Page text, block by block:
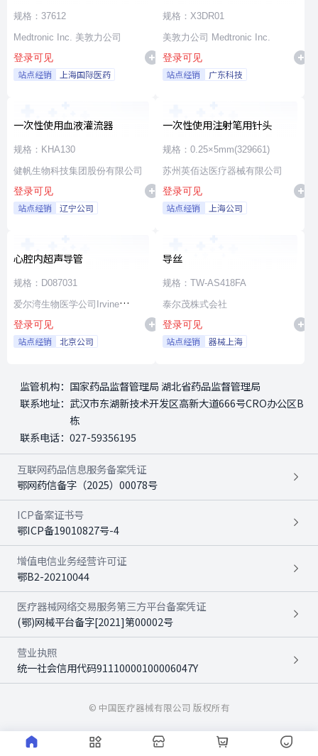
冲发生器套件
规格：37612
Medtronic Inc. 美敦力公司
登录可见
站点经销 上海国际医药
规格：X3DR01
美敦力公司 Medtronic Inc.
登录可见
站点经销 广东科技
一次性使用血液灌流器
规格：KHA130
健帆生物科技集团股份有限公司
登录可见
站点经销 辽宁公司
一次性使用注射笔用针头
规格：0.25×5mm(329661)
苏州英佰达医疗器械有限公司
登录可见
站点经销 上海公司
心腔内超声导管
规格：D087031
爱尔湾生物医学公司Irvine
Biomedical,Inc. a St. Jude
Medical Company
登录可见
站点经销 北京公司
导丝
规格：TW-AS418FA
泰尔茂株式会社
登录可见
站点经销 器械上海
监管机构： 国家药品监督管理局 湖北省药品监督管理局
联系地址： 武汉市东湖新技术开发区高新大道666号CRO办公区B
栋
联系电话： 027-59356195
互联网药品信息服务备案凭证
鄂网药信备字（2025）00078号
ICP备案证书号
鄂ICP备19010827号-4
增值电信业务经营许可证
鄂B2-20210044
医疗器械网络交易服务第三方平台备案凭证
(鄂)网械平台备字[2021]第00002号
营业执照
统一社会信用代码91110000100006047Y
© 中国医疗器械有限公司 版权所有